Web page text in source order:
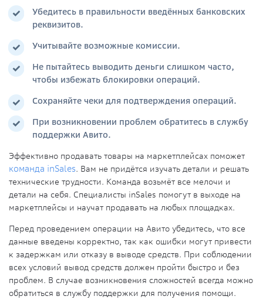
Убедитесь в правильности введённых банковских
реквизитов.
Учитывайте возможные комиссии.
Не пытайтесь выводить деньги слишком часто,
чтобы избежать блокировки операций.
Сохраняйте чеки для подтверждения операций.
При возникновении проблем обратитесь в службу
поддержки Авито.
Эффективно продавать товары на маркетплейсах поможет
команда inSales. Вам не придётся изучать детали и решать
технические трудности. Команда возьмёт все мелочи и
детали на себя. Специалисты inSales помогут в выходе на
маркетплейсы и научат продавать на любых площадках.
Перед проведением операции на Авито убедитесь, что все
данные введены корректно, так как ошибки могут привести
к задержкам или отказу в выводе средств. При соблюдении
всех условий вывод средств должен пройти быстро и без
проблем. В случае возникновения сложностей всегда можно
обратиться в службу поддержки для получения помощи.